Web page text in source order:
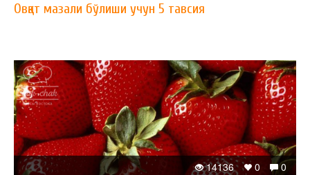
Овқат мазали бўлиши учун 5 тавсия
0
0
14136